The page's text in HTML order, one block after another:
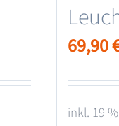
69,90
inkl. 19